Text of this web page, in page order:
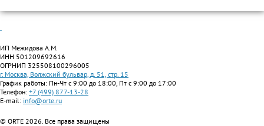
ИП Межидова А.М.
ИНН 501209692616
ОГРНИП 325508100296005
г. Москва, Волжский бульвар, д. 51, стр. 15
График работы: Пн-Чт с 9:00 до 18:00, Пт с 9:00 до 17:00
Телефон: +7 (499) 877-13-28
E-mail: info@orte.ru
© ORTE 2026. Все права защищены